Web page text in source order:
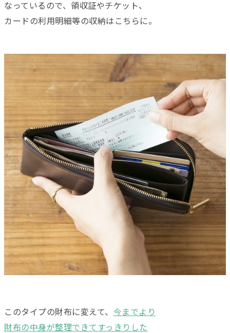
なっているので、領収証やチケット、
カードの利用明細等の収納はこちらに。
このタイプの財布に変えて、 今までより
財布の中身が整理できてすっきりした